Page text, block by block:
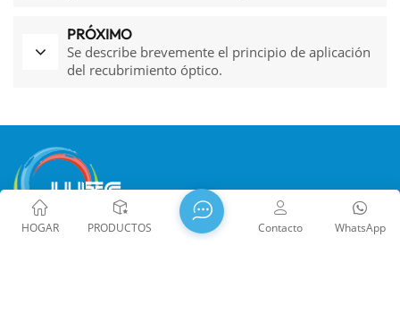
PRÓXIMO
Se describe brevemente el principio de aplicación
del recubrimiento óptico.
HOGAR PRODUCTOS WhatsApp
Contacto